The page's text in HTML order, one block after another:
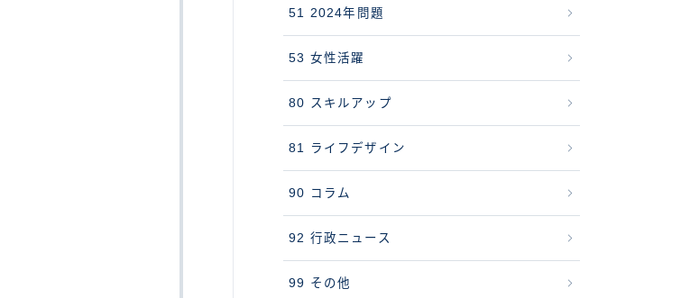
51 2024年問題
53 女性活躍
80 スキルアップ
81 ライフデザイン
90 コラム
92 行政ニュース
99 その他